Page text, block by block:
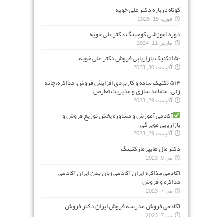
کوتاه درباره دکتر علی خویه
فوریه 15, 2025
دوره آموزشی کوچینگ دکتر علی خویه
مارس 11, 2024
۱۵۰ تکنیک بازاریابی فروش دکتر علی خویه
آگوست 30, 2023
۵۱۴ تکنیک ساده و کاربردی افزایش فروش، مذاکره، چانه
زنی، متقاعد سازی و مدیریت تعارض
آگوست 29, 2023
آکادمی آموزش و مشاوره پخش توزیع فروش و
بازاریابی مویرگی
آگوست 29, 2023
دکتر مال هایپرمارکتینگ
می 9, 2023
آکادمی مذاکره ایران آکادمی زبان بدن ایران آکادمی
مذاکره و فروش
می 7, 2023
آکادمی فروش مدرسه فروش ایران دکتر فروش
می 7, 2023